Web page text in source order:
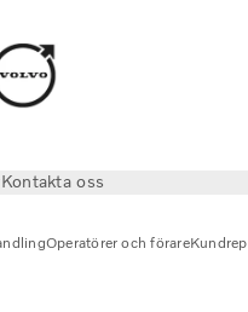
Kontakta oss
Operatörer och förare